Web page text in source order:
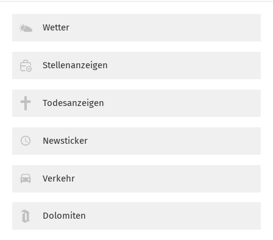
Wetter
Stellenanzeigen
Todesanzeigen
Newsticker
Verkehr
Dolomiten